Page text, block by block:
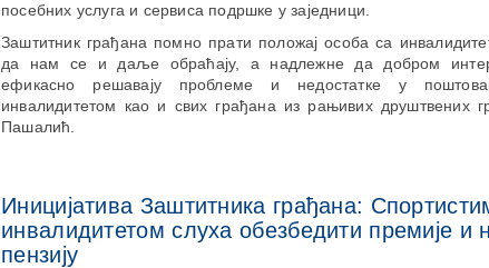
посебних услуга и сервиса подршке у заједници.
Заштитник грађана помно прати положај особа са
да нам се и даље обраћају, а надлежне да добром
ефикасно решавају проблеме и недостатке у
инвалидитетом као и свих грађана из рањивих друштвених
Пашалић.
Иницијатива Заштитника грађана:
инвалидитетом слуха обезбедити премије и
пензију